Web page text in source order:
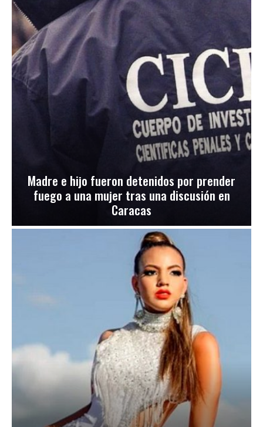
Madre e hijo fueron detenidos por prender
fuego a una mujer tras una discusión en
Caracas